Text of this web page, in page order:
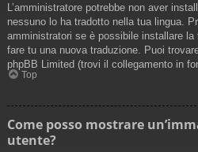
L’amministratore potrebbe non aver
nessuno lo ha tradotto nella tua lingua.
amministratori se è possibile installare
fare tu una nuova traduzione. Puoi
phpBB Limited (trovi il collegamento in
Top
Come posso mostrare
utente?